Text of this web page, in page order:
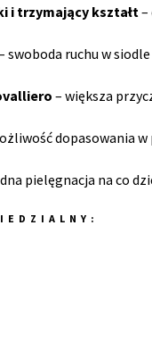
i trzymający kształt–
swoboda ruchu w
– większa
dopasowania w
pielęgnacja na co